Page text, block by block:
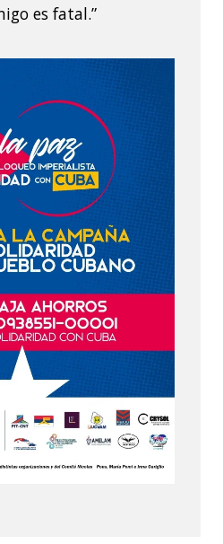
es fatal.”